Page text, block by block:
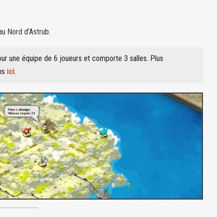
Nord d’Astrub.
une équipe de 6 joueurs et comporte 3 salles. Plus
ici.